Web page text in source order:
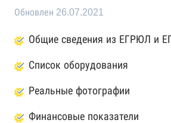
Обновлен 26.07.2021
Общие сведения из ЕГРЮЛ и
Список оборудования
Реальные фотографии
Финансовые показатели